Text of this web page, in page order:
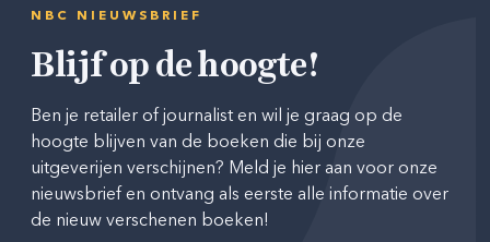
NBC NIEUWSBRIEF
Blijf op de hoogte!
Ben je retailer of journalist en wil je graag op de
hoogte blijven van de boeken die bij onze
uitgeverijen verschijnen? Meld je hier aan voor onze
nieuwsbrief en ontvang als eerste alle informatie over
de nieuw verschenen boeken!